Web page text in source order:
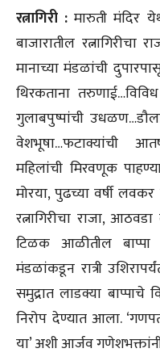
रत्नागिरी : मारुती मंदिर
बाजारातील
मानाच्या मंडळांची
थिरकताना
गुलाबपुष्पांची
वेशभूषा…फटाक्यांची
महिलांची मिरवणूक
मोरया, पुढच्या वर्षी
रत्नागिरीचा राजा,
टिळक आळीतील बाप्पा
मंडळांकडून रात्री
समुद्रात लाडक्या बाप्पाचे
निरोप देण्यात आला.
या’ अशी आर्जव